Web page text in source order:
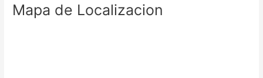
Mapa de Localizacion